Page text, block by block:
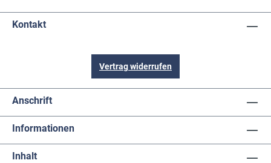
Kontakt
Vertrag widerrufen
Anschrift
Informationen
Inhalt